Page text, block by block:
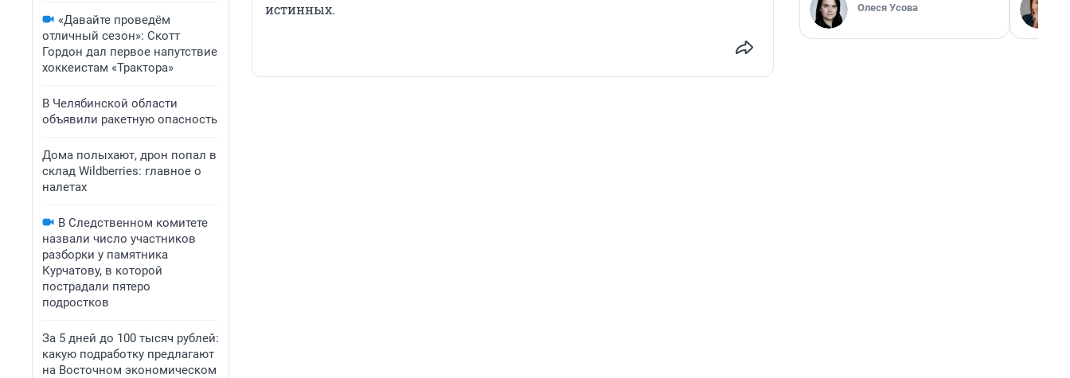
«Давайте проведём
отличный сезон»: Скотт
Гордон дал первое напутствие
хоккеистам «Трактора»
В Челябинской области
объявили ракетную опасность
Дома полыхают, дрон попал в
склад Wildberries: главное о
налетах
В Следственном комитете
назвали число участников
разборки у памятника
Курчатову, в которой
пострадали пятеро
подростков
За 5 дней до 100 тысяч рублей:
какую подработку предлагают
на Восточном экономическом
истинных.
Олеся Усова